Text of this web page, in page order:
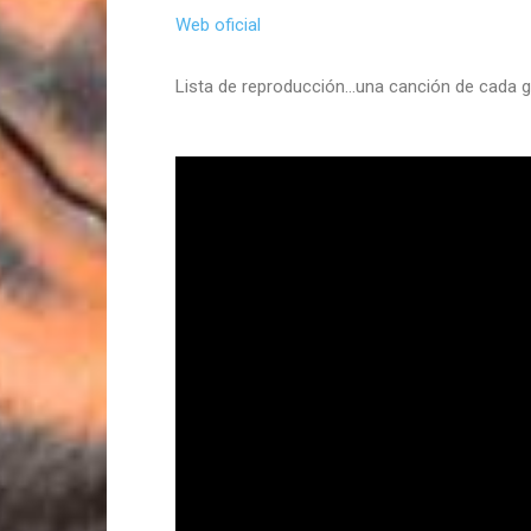
Web oficial
Lista de reproducción…una canción de cada